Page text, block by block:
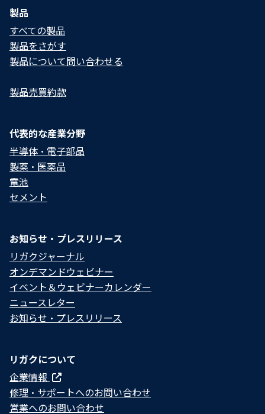
製品
すべての製品
製品をさがす
製品について問い合わせる​
製品売買約款
代表的な産業分野
半導体・電子部品
製薬・医薬品
電池
セメント
お知らせ・プレスリリース
リガクジャーナル
オンデマンドウェビナー
イベント＆ウェビナーカレンダー
ニュースレター
お知らせ・プレスリリース
リガクについて
企業情報
修理・サポートへのお問い合わせ
営業へのお問い合わせ